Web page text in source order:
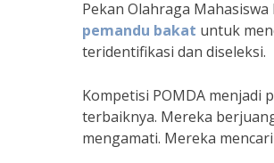
Pekan Olahraga
pemandu bakat untuk
teridentifikasi dan diseleksi.
Kompetisi POMDA menjadi
terbaiknya. Mereka
mengamati. Mereka